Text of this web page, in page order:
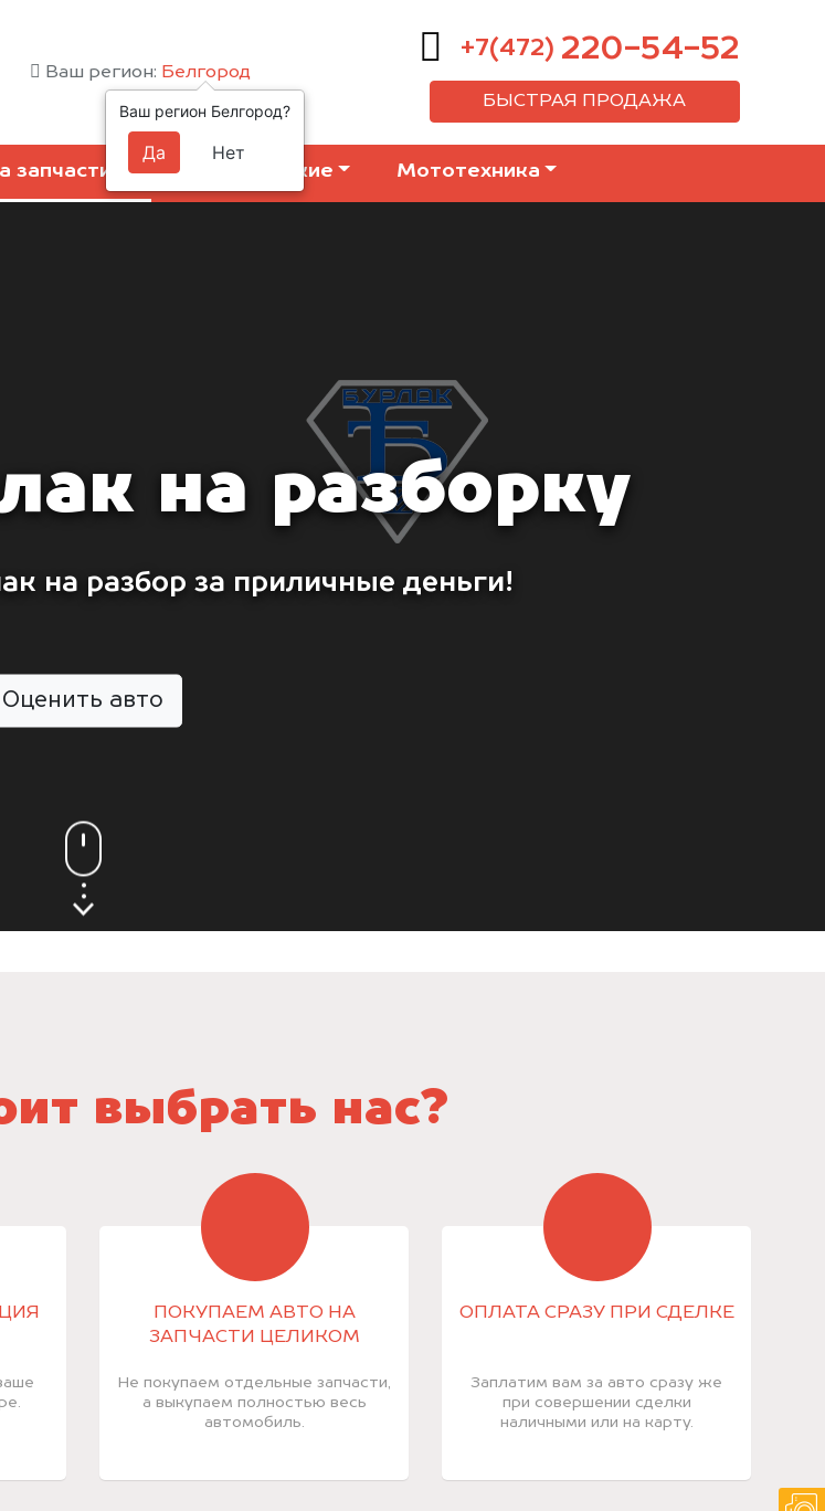
Ваш регион: Белгород
+7(472) 220-54-52
БЫСТРАЯ ПРОДАЖА
запчасти Коммерческие Мототехника
на разборку
на разбор за приличные деньги!
Оценить авто
выбрать нас?
ПОКУПАЕМ АВТО НА
ЗАПЧАСТИ ЦЕЛИКОМ
Не покупаем отдельные запчасти,
а выкупаем полностью весь
автомобиль.
ОПЛАТА СРАЗУ ПРИ СДЕЛКЕ
Заплатим вам за авто сразу же
при совершении сделки
наличными или на карту.
Ваш регион Белгород?
Да Нет